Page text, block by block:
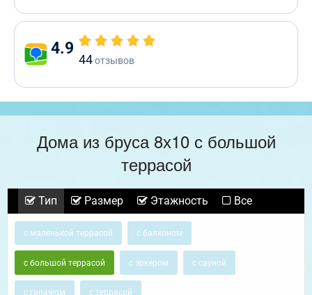
4.9
44отзывов
Дома из бруса 8х10 с большой
террасой
Тип Размер Этажность Все
с маленькой террасой с балконом
с большой террасой с эркером с сауной
с гаражом с террасой